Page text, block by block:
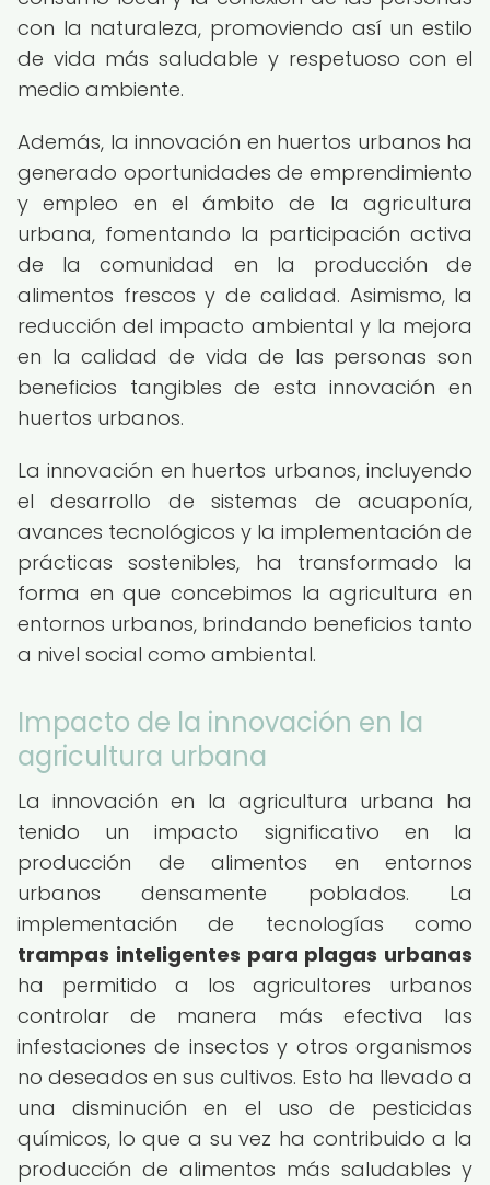
con la naturaleza, promoviendo así un estilo
de vida más saludable y respetuoso con el
medio ambiente.
Además, la innovación en huertos urbanos ha
generado oportunidades de emprendimiento
y empleo en el ámbito de la agricultura
urbana, fomentando la participación activa
de la comunidad en la producción de
alimentos frescos y de calidad. Asimismo, la
reducción del impacto ambiental y la mejora
en la calidad de vida de las personas son
beneficios tangibles de esta innovación en
huertos urbanos.
La innovación en huertos urbanos, incluyendo
el desarrollo de sistemas de acuaponía,
avances tecnológicos y la implementación de
prácticas sostenibles, ha transformado la
forma en que concebimos la agricultura en
entornos urbanos, brindando beneficios tanto
a nivel social como ambiental.
Impacto de la innovación en la
agricultura urbana
La innovación en la agricultura urbana ha
tenido un impacto significativo en la
producción de alimentos en entornos
urbanos densamente poblados. La
implementación de tecnologías como
trampas inteligentes para plagas urbanas
ha permitido a los agricultores urbanos
controlar de manera más efectiva las
infestaciones de insectos y otros organismos
no deseados en sus cultivos. Esto ha llevado a
una disminución en el uso de pesticidas
químicos, lo que a su vez ha contribuido a la
producción de alimentos más saludables y